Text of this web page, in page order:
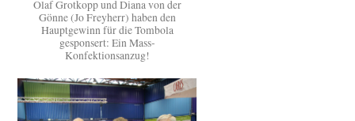
Olaf Grotkopp und Diana von der
Gönne (Jo Freyherr) haben den
Hauptgewinn für die Tombola
gesponsert: Ein Mass-
Konfektionsanzug!